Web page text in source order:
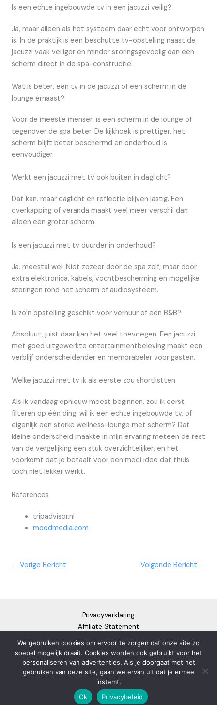
Is een echte ingebouwde tv in een jacuzzi veilig?
Ja, maar alleen als het systeem daar echt voor ontworpen
is. In de praktijk is een beschutte tv-opstelling naast de
jacuzzi vaak veiliger en minder storingsgevoelig dan een
scherm direct in de spa-constructie.
Wat is beter, een tv in de jacuzzi of een scherm in de
lounge ernaast?
Voor de meeste mensen is een scherm in de lounge of
tegenover de spa beter. De kijkhoek is prettiger, het
scherm blijft beter beschermd en onderhoud is
eenvoudiger.
Werkt een jacuzzi met tv ook buiten in daglicht?
Dat kan, maar daglicht en reflectie blijven lastig. Een
overkapping of veranda maakt veel meer verschil dan
alleen een groter scherm.
Is een jacuzzi met tv duurder in onderhoud?
Ja, meestal wel. Niet zozeer door de spa zelf, maar door
extra elektronica, kabels, vochtbescherming en mogelijke
storingen rond het scherm of audiosysteem.
Is zo’n opstelling geschikt voor verhuur of een B&B?
Absoluut, juist daar kan het veel toevoegen. Een jacuzzi
met goed uitgewerkte entertainmentbeleving maakt een
verblijf onderscheidender en memorabeler voor gasten.
Welke jacuzzi met tv ik als eerste zou shortlistten
Als ik vandaag opnieuw moest beginnen, zou ik eerst
filteren op één ding: wil ik een echte ingebouwde tv, of
eigenlijk een sterke wellness-lounge met scherm? Dat
kleine onderscheid maakte in mijn ervaring meteen de rest
van de vergelijking een stuk overzichtelijker, en het
voorkomt dat je betaalt voor een mooi idee dat thuis
toch niet lekker werkt.
References
tripadvisor.nl
moodmedia.com
← Vorige Bericht Volgende Bericht →
Privacyverklaring
Affiliate Statement
Disclaimer
Copyright © 2026 JacuzziKing
We gebruiken cookies om ervoor te zorgen dat onze site zo
soepel mogelijk draait. Cookies worden ook gebruikt voor het
personaliseren van advertenties. Als je doorgaat met het
gebruiken van deze site, gaan we ervan uit dat je ermee
instemt.
Ok
Privacybeleid